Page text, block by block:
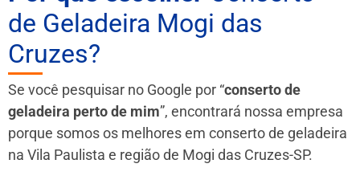
de Geladeira Mogi das
Cruzes?
Se você pesquisar no Google por “conserto de
geladeira perto de mim”, encontrará nossa empresa
porque somos os melhores em conserto de geladeira
na Vila Paulista e região de Mogi das Cruzes-SP.